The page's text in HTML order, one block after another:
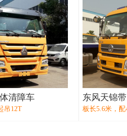
清障车
吊12T
东风天锦
板长5.6米，配